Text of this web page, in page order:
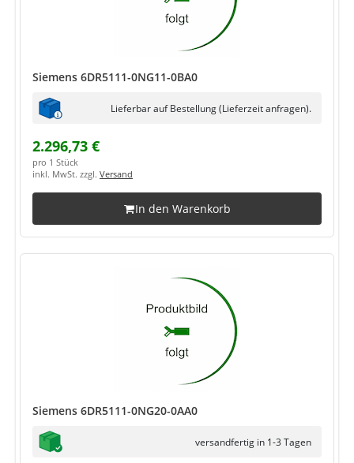
Siemens 6DR5111-0NG11-0BA0
Lieferbar auf Bestellung (Lieferzeit anfragen).
2.296,73 €
pro 1 Stück
inkl. MwSt. zzgl. Versand
In den Warenkorb
Siemens 6DR5111-0NG20-0AA0
versandfertig in 1-3 Tagen